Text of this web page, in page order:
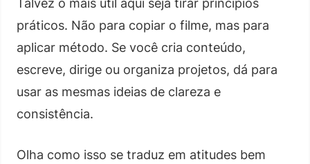
Talvez o mais útil aqui seja tirar princípios
práticos. Não para copiar o filme, mas para
aplicar método. Se você cria conteúdo,
escreve, dirige ou organiza projetos, dá para
usar as mesmas ideias de clareza e
consistência.
Olha como isso se traduz em atitudes bem